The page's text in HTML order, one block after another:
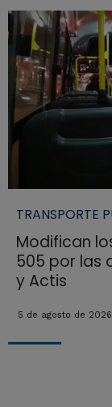
TRANSPORTE
Modifican
505 por las
y Actis
5 de agosto de 2026